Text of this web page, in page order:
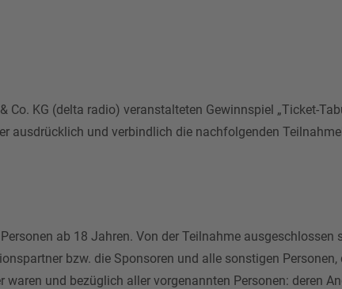
KG (delta radio) veranstalteten Gewinnspiel „Ticket-
ausdrücklich und verbindlich die nachfolgenden
ab 18 Jahren. Von der Teilnahme ausgeschlossen
bzw. die Sponsoren und alle sonstigen Personen,
und bezüglich aller vorgenannten Personen: deren